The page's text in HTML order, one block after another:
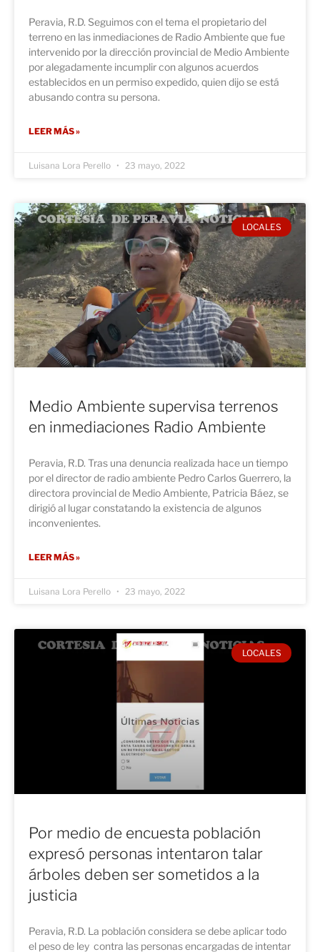
Peravia, R.D. Seguimos con el tema el propietario del
terreno en las inmediaciones de Radio Ambiente que fue
intervenido por la dirección provincial de Medio Ambiente
por alegadamente incumplir con algunos acuerdos
establecidos en un permiso expedido, quien dijo se está
abusando contra su persona.
LEER MÁS »
Luisana Lora Perello 23 mayo, 2022
LOCALES
Medio Ambiente supervisa terrenos
en inmediaciones Radio Ambiente
Peravia, R.D. Tras una denuncia realizada hace un tiempo
por el director de radio ambiente Pedro Carlos Guerrero, la
directora provincial de Medio Ambiente, Patricia Báez, se
dirigió al lugar constatando la existencia de algunos
inconvenientes.
LEER MÁS »
Luisana Lora Perello 23 mayo, 2022
LOCALES
Por medio de encuesta población
expresó personas intentaron talar
árboles deben ser sometidos a la
justicia
Peravia, R.D. La población considera se debe aplicar todo
el peso de ley contra las personas encargadas de intentar